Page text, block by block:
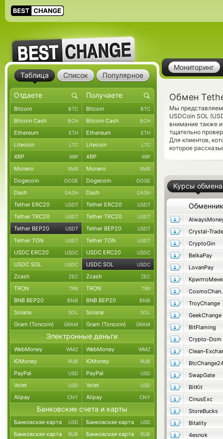
Мониторинг
Обмен
Мы представляем
USDCoin SOL
внимание также
тщательно
Для клиентов,
которое
Курсы обмена
Обменник
Crystal-Trade
CryptoGin
BelkaPay
LovanPay
TroyChange
GeekChange
BitFlaming
Crypto-Dom
Clean-
SwapGate
BitKit
CinusExc
StoreBucks
Bitality
4esnok
Таблица Список Популярное
Bitcoin BTC Bitcoin BTC
Bitcoin Cash BCH Bitcoin Cash BCH
Ethereum ETH Ethereum ETH
Litecoin LTC Litecoin LTC
XRP XRP XRP XRP
Monero XMR Monero XMR
Dogecoin DOGE Dogecoin DOGE
Dash DASH Dash DASH
Tether ERC20 USDT Tether ERC20 USDT
Tether TRC20 USDT Tether TRC20 USDT
Tether BEP20 USDT Tether BEP20 USDT
Tether TON USDT Tether TON USDT
USDC ERC20 USDC USDC ERC20 USDC
USDC SOL USDC USDC SOL USDC
Zcash ZEC Zcash ZEC
TRON TRX TRON TRX
BNB BEP20 BNB BNB BEP20 BNB
Solana SOL Solana SOL
Gram (Toncoin) GRAM Gram (Toncoin) GRAM
Электронные деньги
WebMoney WMZ WebMoney WMZ
ЮMoney RUB ЮMoney RUB
PayPal USD PayPal USD
Volet USD Volet USD
Alipay CNY Alipay CNY
Банковские счета и карты
Банковская карта USD Банковская карта USD
Банковская карта RUB Банковская карта RUB